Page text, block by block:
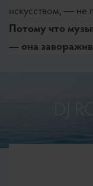
искусством, — не
Потому что
— она
DJ